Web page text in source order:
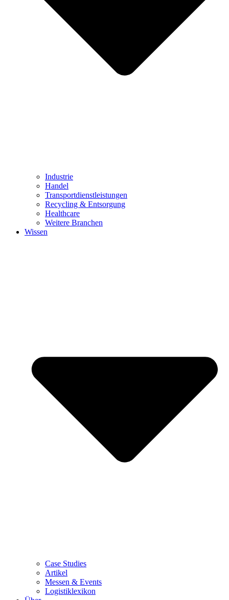
Industrie
Handel
Transportdienstleistungen
Recycling & Entsorgung
Healthcare
Weitere Branchen
Wissen
Case Studies
Artikel
Messen & Events
Logistiklexikon